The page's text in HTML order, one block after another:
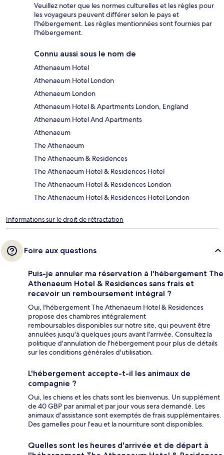
Veuillez noter que les normes culturelles et les règles pour
les voyageurs peuvent différer selon le pays et
l'hébergement. Les règles mentionnées sont fournies par
l'hébergement.
Connu aussi sous le nom de
Athenaeum Hotel
Athenaeum Hotel London
Athenaeum London
Athenaeum Hotel & Apartments London, England
Athenaeum Hotel And Apartments
Athenaeum
The Athenaeum
The Athenaeum & Residences
The Athenaeum Hotel & Residences Hotel
The Athenaeum Hotel & Residences London
The Athenaeum Hotel & Residences Hotel London
Informations sur le droit de rétractation
Foire aux questions
Puis-je annuler ma réservation à l'hébergement The
Athenaeum Hotel & Residences sans frais et
recevoir un remboursement intégral ?
Oui, l'hébergement The Athenaeum Hotel & Residences
propose des chambres intégralement
remboursables disponibles sur notre site, qui peuvent être
annulées jusqu'à quelques jours avant l'arrivée. Consultez la
politique d'annulation de l'hébergement pour plus de détails
sur les conditions générales d'utilisation.
L'hébergement accepte-t-il les animaux de
compagnie ?
Oui, les chiens et les chats sont les bienvenus. Un supplément
de 40 GBP par animal et par jour vous sera demandé. Les
animaux d'assistance sont exemptés de frais supplémentaires.
Des gamelles pour l'eau et la nourriture sont disponibles.
Quelles sont les heures d'arrivée et de départ à